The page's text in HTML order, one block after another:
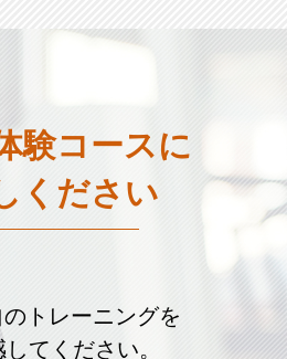
験コースに
ください
のトレーニングを
てください。